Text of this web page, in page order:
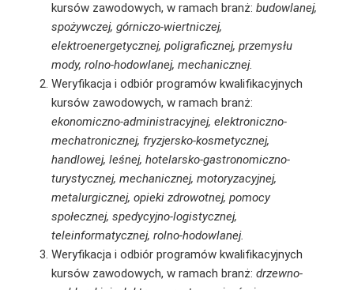
kursów zawodowych, w ramach branż: budowlanej,
spożywczej, górniczo-wiertniczej,
elektroenergetycznej, poligraficznej, przemysłu
mody, rolno-hodowlanej, mechanicznej.
Weryfikacja i odbiór programów kwalifikacyjnych
kursów zawodowych, w ramach branż:
ekonomiczno-administracyjnej, elektroniczno-
mechatronicznej, fryzjersko-kosmetycznej,
handlowej, leśnej, hotelarsko-gastronomiczno-
turystycznej, mechanicznej, motoryzacyjnej,
metalurgicznej, opieki zdrowotnej, pomocy
społecznej, spedycyjno-logistycznej,
teleinformatycznej, rolno-hodowlanej.
Weryfikacja i odbiór programów kwalifikacyjnych
kursów zawodowych, w ramach branż: drzewno-